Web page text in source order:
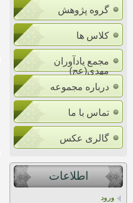
گروه پژوهش
کلاس ها
مجمع یادآوران
مهدی(عج)
درباره مجموعه
تماس با ما
گالری عکس
اطلاعات
ورود